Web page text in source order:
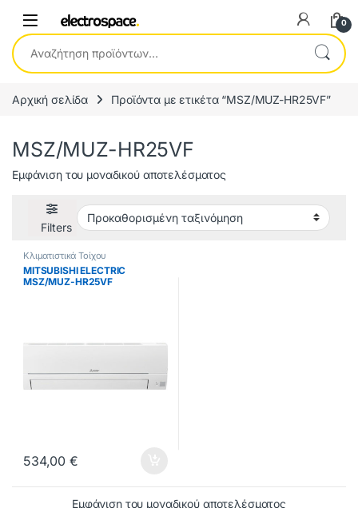
0
Αναζήτηση για:
Αρχική σελίδα Προϊόντα με ετικέτα “MSZ/MUZ-HR25VF”
MSZ/MUZ-HR25VF
Εμφάνιση του μοναδικού αποτελέσματος
Filters
Κλιματιστικά Τοίχου
MITSUBISHI ELECTRIC
MSZ/MUZ-HR25VF
534,00€
Εμφάνιση του μοναδικού αποτελέσματος